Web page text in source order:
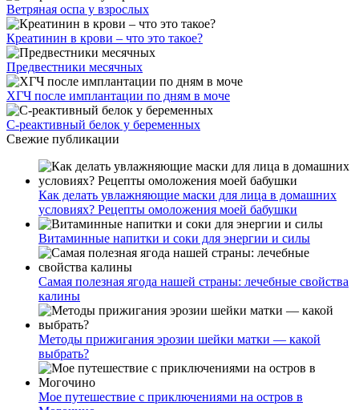
Ветряная оспа у взрослых
Креатинин в крови – что это такое?
Предвестники месячных
ХГЧ после имплантации по дням в моче
С-реактивный белок у беременных
Свежие публикации
Как делать увлажняющие маски для лица в домашних
условиях? Рецепты омоложения моей бабушки
Витаминные напитки и соки для энергии и силы
Самая полезная ягода нашей страны: лечебные свойства
калины
Методы прижигания эрозии шейки матки — какой
выбрать?
Мое путешествие с приключениями на остров в